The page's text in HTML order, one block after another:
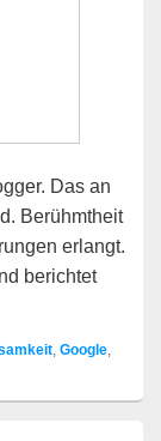
Das an
Berühmtheit
erlangt.
berichtet
Google